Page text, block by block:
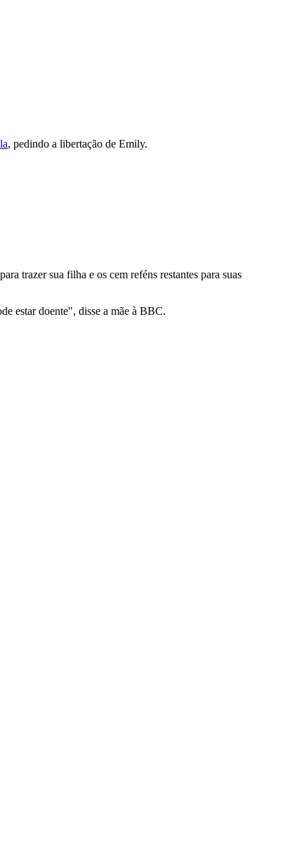
, pedindo a libertação de Emily.
trazer sua filha e os cem reféns restantes para suas
estar doente", disse a mãe à BBC.